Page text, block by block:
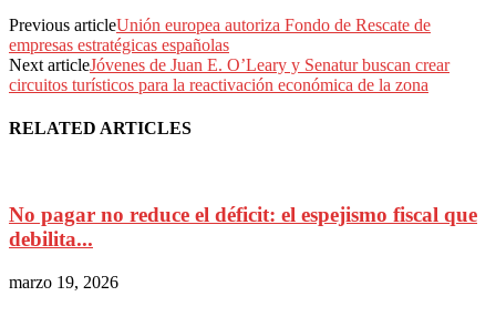
Previous articleUnión europea autoriza Fondo de Rescate de
empresas estratégicas españolas
Next articleJóvenes de Juan E. O’Leary y Senatur buscan crear
circuitos turísticos para la reactivación económica de la zona
RELATED ARTICLES
No pagar no reduce el déficit: el espejismo fiscal que
debilita...
marzo 19, 2026